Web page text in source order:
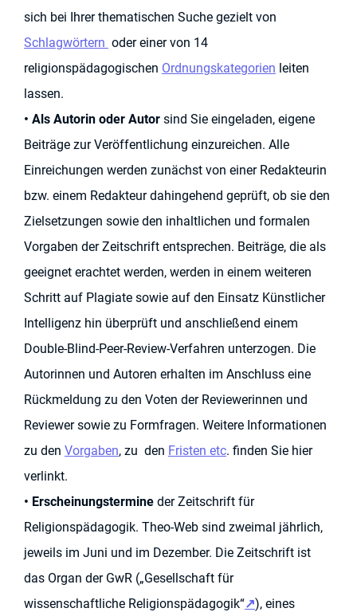
sich bei Ihrer thematischen Suche gezielt von
Schlagwörtern oder einer von 14
religionspädagogischen Ordnungskategorien leiten
lassen.
• Als Autorin oder Autor sind Sie eingeladen, eigene
Beiträge zur Veröffentlichung einzureichen. Alle
Einreichungen werden zunächst von einer Redakteurin
bzw. einem Redakteur dahingehend geprüft, ob sie den
Zielsetzungen sowie den inhaltlichen und formalen
Vorgaben der Zeitschrift entsprechen. Beiträge, die als
geeignet erachtet werden, werden in einem weiteren
Schritt auf Plagiate sowie auf den Einsatz Künstlicher
Intelligenz hin überprüft und anschließend einem
Double-Blind-Peer-Review-Verfahren unterzogen. Die
Autorinnen und Autoren erhalten im Anschluss eine
Rückmeldung zu den Voten der Reviewerinnen und
Reviewer sowie zu Formfragen. Weitere Informationen
zu den Vorgaben, zu den Fristen etc. finden Sie hier
verlinkt.
• Erscheinungstermine derZeitschrift für
Religionspädagogik. Theo-Web sind zweimal jährlich,
jeweils im Juni und im Dezember. Die Zeitschrift ist
das Organ der GwR („Gesellschaft für
wissenschaftliche Religionspädagogik“↗), eines